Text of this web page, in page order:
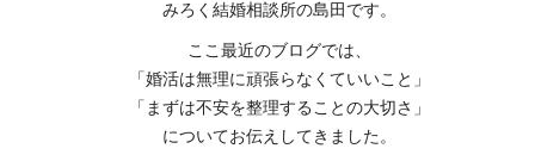
みろく結婚相談所の島田です。
ここ最近のブログでは、
「婚活は無理に頑張らなくていいこと」
「まずは不安を整理することの大切さ」
についてお伝えしてきました。